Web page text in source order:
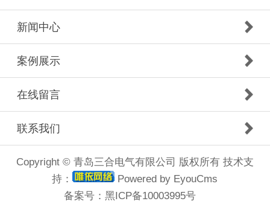
新闻中心
案例展示
在线留言
联系我们
Copyright © 青岛三合电气有限公司 版权所有 技术支
持：
Powered by EyouCms
备案号： 黑ICP备10003995号